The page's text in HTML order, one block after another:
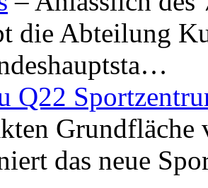
die Abteilung
Q22
Grundfläche
das neue